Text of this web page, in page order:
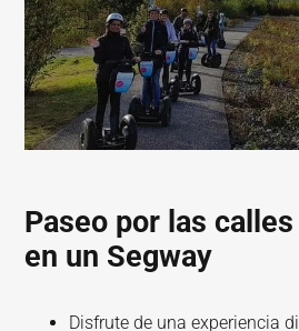
Paseo por las
en un Segway
Disfrute de una experiencia